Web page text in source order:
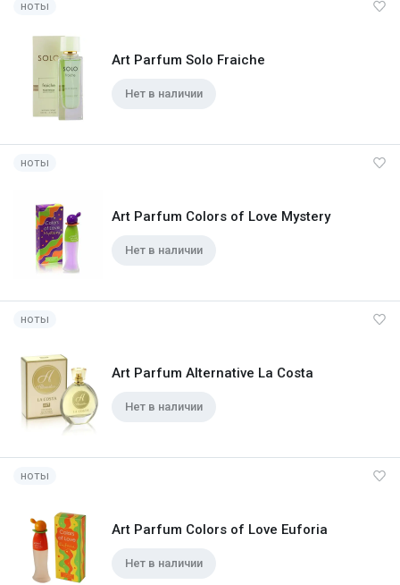
ноты
Art Parfum Solo Fraiche
Нет в наличии
ноты
Art Parfum Colors of Love Mystery
Нет в наличии
ноты
Art Parfum Alternative La Costa
Нет в наличии
ноты
Art Parfum Colors of Love Euforia
Нет в наличии